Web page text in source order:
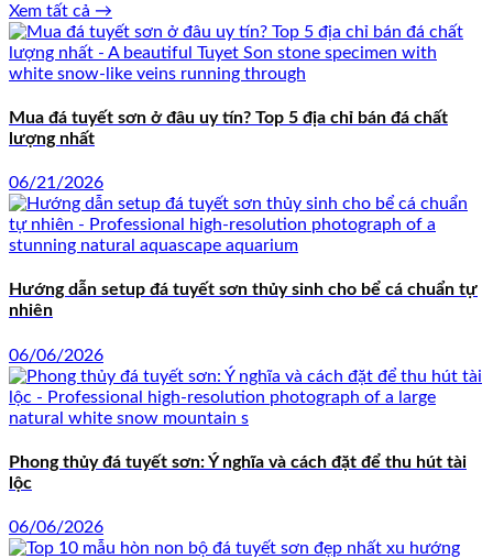
Xem tất cả →
Mua đá tuyết sơn ở đâu uy tín? Top 5 địa chỉ bán đá chất
lượng nhất
06/21/2026
Hướng dẫn setup đá tuyết sơn thủy sinh cho bể cá chuẩn tự
nhiên
06/06/2026
Phong thủy đá tuyết sơn: Ý nghĩa và cách đặt để thu hút tài
lộc
06/06/2026